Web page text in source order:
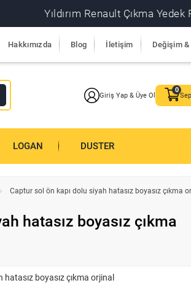
Yıldırım Renault Çıkma Yedek
Hakkımızda Blog İletişim Değişim
Giriş Yap & Üye Ol
LOGAN DUSTER
Captur sol ön kapı dolu siyah hatasız boyasız çıkma
hatasız boyasız çıkma
boyasız çıkma orjinal